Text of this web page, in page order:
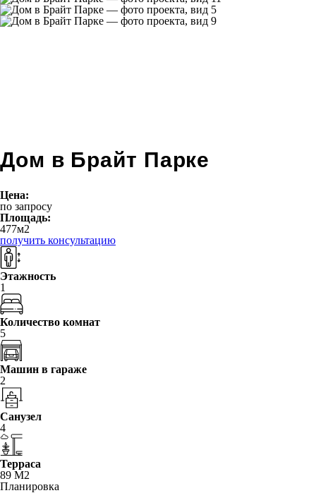
Дом в Брайт Парке
Цена:
по запросу
Площадь:
477м2
получить консультацию
Этажность
1
Количество комнат
5
Машин в гараже
2
Санузел
4
Терраса
89 М2
Планировка